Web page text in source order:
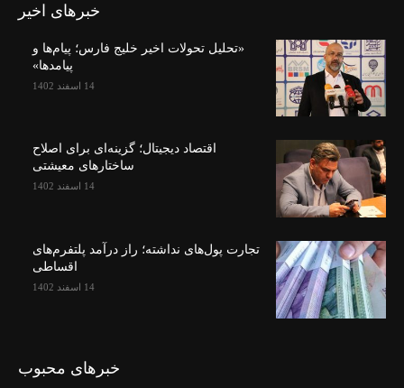
خبرهای اخیر
«تحلیل تحولات اخیر خلیج فارس؛ پیام‌ها و
پیامدها»
14 اسفند 1402
اقتصاد دیجیتال؛ گزینه‌ای برای اصلاح
ساختارهای معیشتی
14 اسفند 1402
تجارت پول‌های نداشته؛ راز درآمد پلتفرم‌های
اقساطی
14 اسفند 1402
خبرهای محبوب